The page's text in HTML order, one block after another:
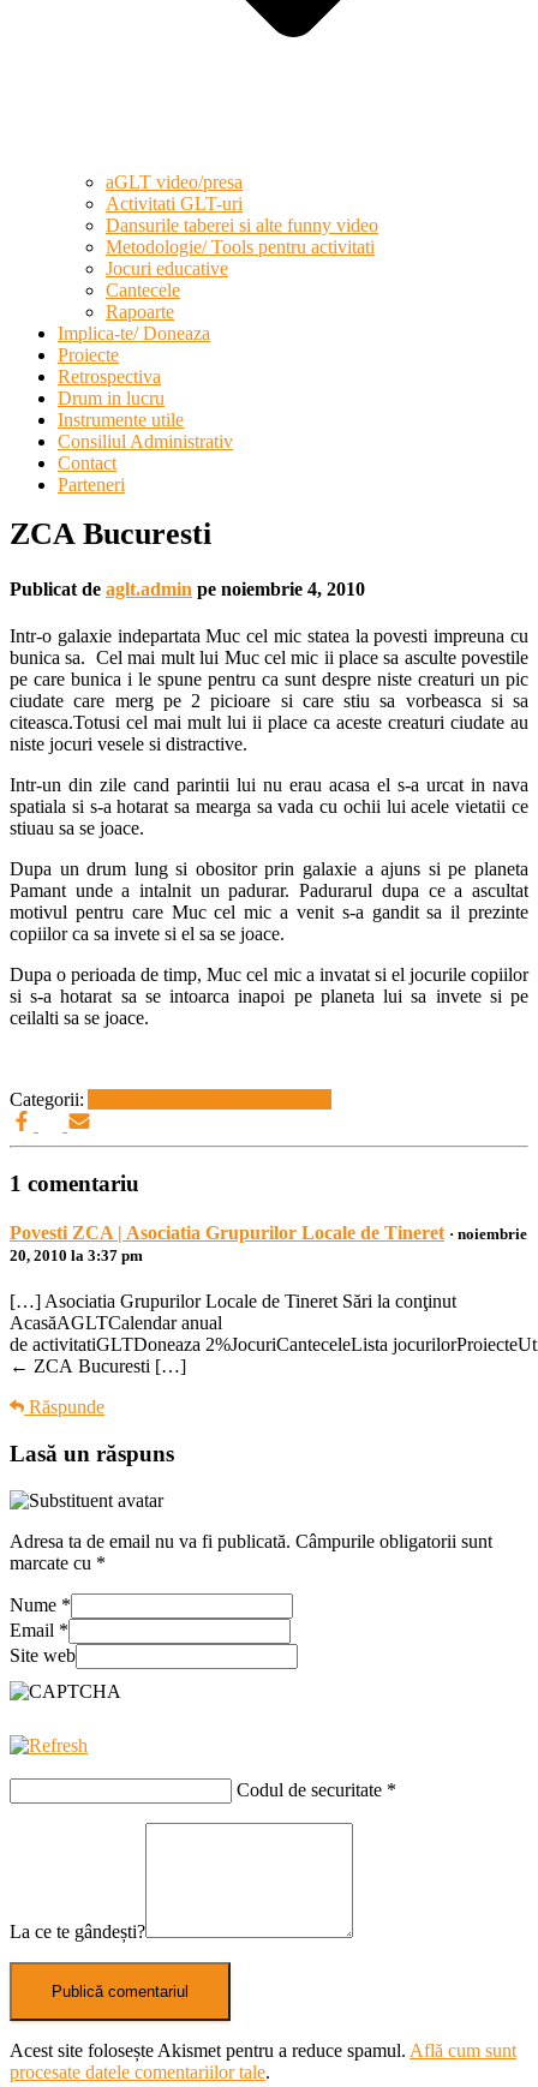
aGLT video/presa
Activitati GLT-uri
Dansurile taberei si alte funny video
Metodologie/ Tools pentru activitati
Jocuri educative
Cantecele
Rapoarte
Implica-te/ Doneaza
Proiecte
Retrospectiva
Drum in lucru
Instrumente utile
Consiliul Administrativ
Contact
Parteneri
ZCA Bucuresti
Publicat de aglt.admin pe noiembrie 4, 2010
Intr-o galaxie indepartata Muc cel mic statea la povesti impreuna cu
bunica sa. Cel mai mult lui Muc cel mic ii place sa asculte povestile
pe care bunica i le spune pentru ca sunt despre niste creaturi un pic
ciudate care merg pe 2 picioare si care stiu sa vorbeasca si sa
citeasca.Totusi cel mai mult lui ii place ca aceste creaturi ciudate au
niste jocuri vesele si distractive.
Intr-un din zile cand parintii lui nu erau acasa el s-a urcat in nava
spatiala si s-a hotarat sa mearga sa vada cu ochii lui acele vietatii ce
stiuau sa se joace.
Dupa un drum lung si obositor prin galaxie a ajuns si pe planeta
Pamant unde a intalnit un padurar. Padurarul dupa ce a ascultat
motivul pentru care Muc cel mic a venit s-a gandit sa il prezinte
copiilor ca sa invete si el sa se joace.
Dupa o perioada de timp, Muc cel mic a invatat si el jocurile copiilor
si s-a hotarat sa se intoarca inapoi pe planeta lui sa invete si pe
ceilalti sa se joace.
Categorii:
1 comentariu
Povesti ZCA | Asociatia Grupurilor Locale de Tineret · noiembrie
20, 2010 la 3:37 pm
[…] Asociatia Grupurilor Locale de Tineret Sări la conţinut
AcasăAGLTCalendar anual
de activitatiGLTDoneaza 2%JocuriCanteceleLista
← ZCA Bucuresti […]
Răspunde
Lasă un răspuns
Adresa ta de email nu va fi publicată. Câmpurile obligatorii sunt
marcate cu *
Nume *
Email *
Site web
Codul de securitate *
La ce te gândești?
Acest site folosește Akismet pentru a reduce spamul. Află cum sunt
procesate datele comentariilor tale.